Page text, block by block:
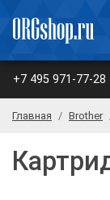
+7 495 971-77-28
Главная Brother